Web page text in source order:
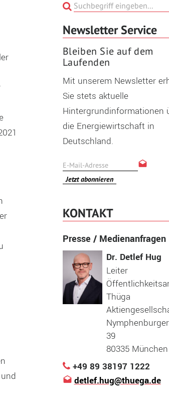
Newsletter Service
Bleiben Sie auf dem
Laufenden
Mit unserem Newsletter
Sie stets aktuelle
Hintergrundinformationen
die Energiewirtschaft in
Deutschland.
Jetzt abonnieren
KONTAKT
Presse / Medienanfragen
Dr. Detlef Hug
Leiter
Thüga
39
80335 München
+49 89 38197 1222
detlef.hug@thuega.de